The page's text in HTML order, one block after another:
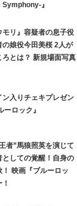
』
リ』容疑者の息子役
娘役今田美桜 2人が
とは？ 新規場面写真
入りチェキプレゼン
ーロック』
者”馬狼照英を演じて
しての覚醒！自身の
映画『ブルーロッ